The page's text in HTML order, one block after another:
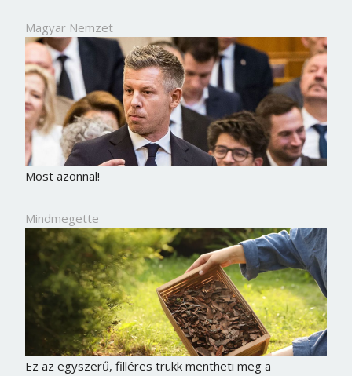
Magyar Nemzet
Most azonnal!
Mindmegette
Ez az egyszerű, filléres trükk mentheti meg a